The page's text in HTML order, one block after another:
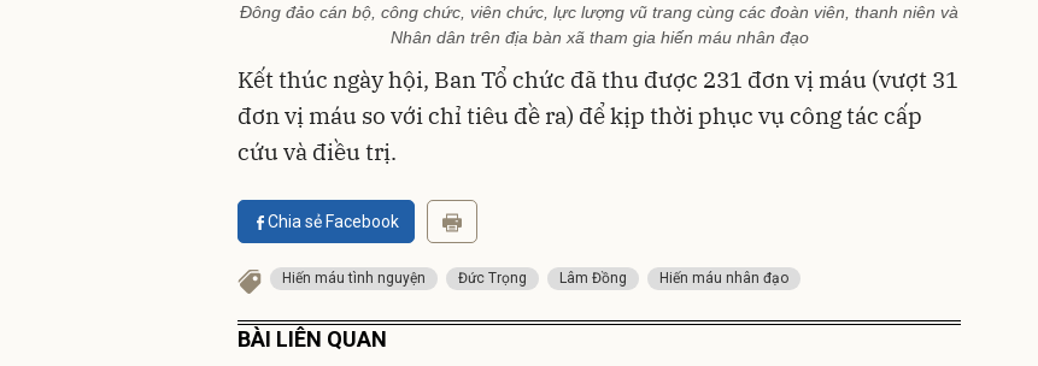
Đông đảo cán bộ, công chức, viên chức, lực lượng vũ trang cùng các đoàn viên, thanh niên và
Nhân dân trên địa bàn xã tham gia hiến máu nhân đạo
Kết thúc ngày hội, Ban Tổ chức đã thu được 231 đơn vị máu (vượt 31
đơn vị máu so với chỉ tiêu đề ra) để kịp thời phục vụ công tác cấp
cứu và điều trị.
Chia sẻ Facebook
Hiến máu tình nguyện Đức Trọng Lâm Đồng Hiến máu nhân đạo
BÀI LIÊN QUAN